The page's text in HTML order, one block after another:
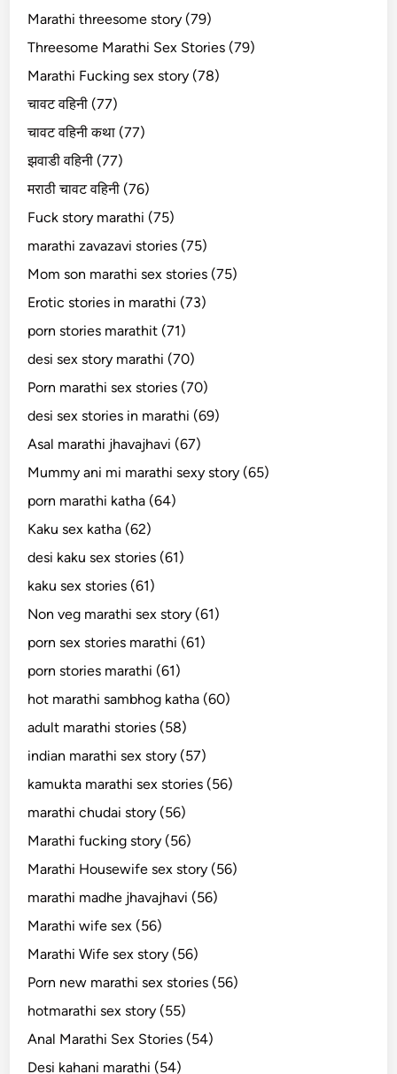
Marathi threesome story (79)
Threesome Marathi Sex Stories (79)
Marathi Fucking sex story (78)
चावट वहिनी (77)
चावट वहिनी कथा (77)
झवाडी वहिनी (77)
मराठी चावट वहिनी (76)
Fuck story marathi (75)
marathi zavazavi stories (75)
Mom son marathi sex stories (75)
Erotic stories in marathi (73)
porn stories marathit (71)
desi sex story marathi (70)
Porn marathi sex stories (70)
desi sex stories in marathi (69)
Asal marathi jhavajhavi (67)
Mummy ani mi marathi sexy story (65)
porn marathi katha (64)
Kaku sex katha (62)
desi kaku sex stories (61)
kaku sex stories (61)
Non veg marathi sex story (61)
porn sex stories marathi (61)
porn stories marathi (61)
hot marathi sambhog katha (60)
adult marathi stories (58)
indian marathi sex story (57)
kamukta marathi sex stories (56)
marathi chudai story (56)
Marathi fucking story (56)
Marathi Housewife sex story (56)
marathi madhe jhavajhavi (56)
Marathi wife sex (56)
Marathi Wife sex story (56)
Porn new marathi sex stories (56)
hotmarathi sex story (55)
Anal Marathi Sex Stories (54)
Desi kahani marathi (54)